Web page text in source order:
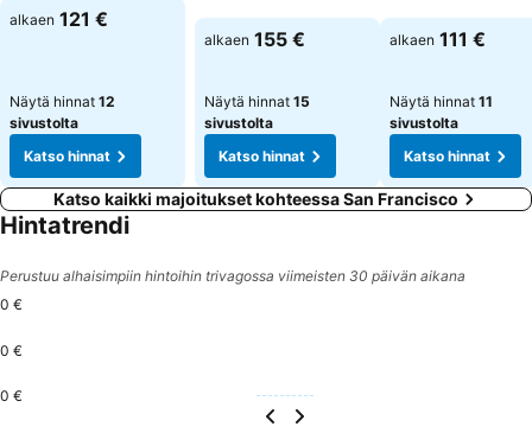
Katso hinnat
alkaen 121 €
Näytä hinnat 12
sivustolta
Katso hinnat
Katso hinnat
alkaen 155 €
Näytä hinnat 15
sivustolta
Katso hinnat
Katso hinnat
alkaen 111 €
Näytä hinnat 11
sivustolta
Katso hinnat
Katso kaikki majoitukset kohteessa San Francisco
Hintatrendi
Perustuu alhaisimpiin hintoihin trivagossa viimeisten 30 päivän aikana
0 €
0 €
0 €